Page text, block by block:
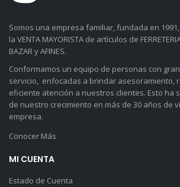
Somos una empresa familiar, fundada en
la VENTA MAYORISTA de artículos de
BAZAR y AFINES.
Conformamos un equipo de personas con
servicio, enfocadas a brindar asesoramiento,
eficiente atención a nuestros clientes. Esto ha
de nuestro crecimiento en más de 30 años de
empresa.
Conocer Más
MI CUENTA
Estado de Cuenta